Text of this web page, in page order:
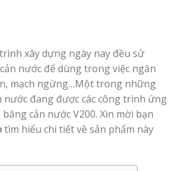
xây dựng ngày nay đều sử
nước để dùng trong việc ngăn
mạch ngừng…Một trong những
nước đang được các công trình ứng
cản nước V200. Xin mời bạn
tìm hiểu chi tiết về sản phẩm này